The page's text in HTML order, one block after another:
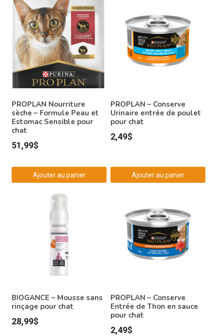
PROPLAN Nourriture
sèche – Formule Peau et
Estomac Sensible pour
chat
51,99$
Ajouter au panier
PROPLAN – Conserve
Urinaire entrée de poulet
pour chat
2,49$
Ajouter au panier
BIOGANCE – Mousse sans
rinçage pour chat
28,99$
PROPLAN – Conserve
Entrée de Thon en sauce
pour chat
2,49$